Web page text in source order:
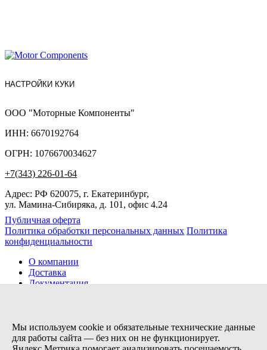
НАСТРОЙКИ КУКИ
ООО "Моторные Компоненты"
ИНН: 6670192764
ОГРН: 1076670034627
+7(343) 226-01-64
Адрес: РФ 620075, г. Екатеринбург,
ул. Мамина-Сибиряка, д. 101, офис 4.24
Публичная оферта
Политика обработки персональных данных Политика
конфиденциальности
О компании
Доставка
Документация
Контакты
Мы используем cookie и обязательные технические данные
для работы сайта — без них он не функционирует.